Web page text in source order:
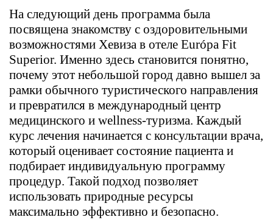
На следующий день программа была
посвящена знакомству с оздоровительными
возможностями Хевиза в отеле Európa Fit
Superior. Именно здесь становится понятно,
почему этот небольшой город давно вышел за
рамки обычного туристического направления
и превратился в международный центр
медицинского и wellness-туризма. Каждый
курс лечения начинается с консультации врача,
который оценивает состояние пациента и
подбирает индивидуальную программу
процедур. Такой подход позволяет
использовать природные ресурсы
максимально эффективно и безопасно.